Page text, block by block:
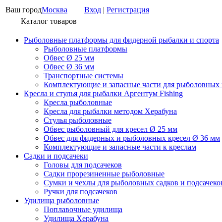
Ваш городМосква Вход | Регистрация
Каталог товаров
Рыболовные платформы для фидерной рыбалки и спорта
Рыболовные платформы
Обвес Ø 25 мм
Обвес Ø 36 мм
Транспортные системы
Комплектующие и запасные части для рыболовных
Кресла и стулья для рыбалки Аргентум Fishing
Кресла рыболовные
Кресла для рыбалки методом Херабуна
Стулья рыболовные
Обвес рыболовный для кресел Ø 25 мм
Обвес для фидерных и рыболовных кресел Ø 36 мм
Комплектующие и запасные части к креслам
Садки и подсачеки
Головы для подсачеков
Садки прорезиненные рыболовные
Сумки и чехлы для рыболовных садков и
Ручки для подсачеков
Удилища рыболовные
Поплавочные удилища
Удилища Херабуна